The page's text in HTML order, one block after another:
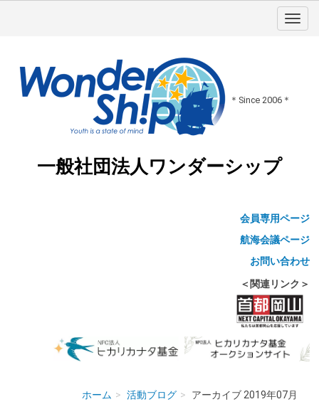
＊Since 2006＊
一般社団法人ワンダーシップ
会員専用ページ
航海会議ページ
お問い合わせ
＜関連リンク＞
ホーム 活動ブログ アーカイブ 2019年07月